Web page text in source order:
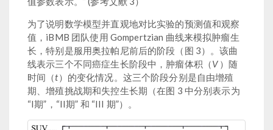
为了说明数学模型并直观地对比实验的预测值和观察
值，iBMB 团队使用 Gompertzian 曲线来模拟肿瘤生
长，特别是服用奥拉帕尼前后的阶段（图 3）。该曲
线表示三个不同癌症生长阶段中，肿瘤体积（V）随
时间（t）的变化情况。这三个阶段分别是自由增殖
期、增殖挑战期和失控生长期（在图 3 中分别表示为
“I期”，“II期” 和 “III 期”）。